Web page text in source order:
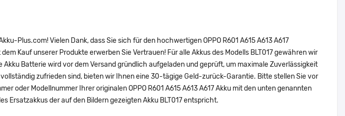
Plus.com! Vielen Dank, dass Sie sich für den hochwertigen OPPO R601 A615 A613 A617
Kauf unserer Produkte erwerben Sie Vertrauen! Für alle Akkus des Modells BLT017 gewähren wir
Batterie wird vor dem Versand gründlich aufgeladen und geprüft, um maximale Zuverlässigkeit
zufrieden sind, bieten wir Ihnen eine 30-tägige Geld-zurück-Garantie. Bitte stellen Sie vor
oder Modellnummer Ihrer originalen OPPO R601 A615 A613 A617 Akku mit den unten genannten
Ersatzakkus der auf den Bildern gezeigten Akku BLT017 entspricht.